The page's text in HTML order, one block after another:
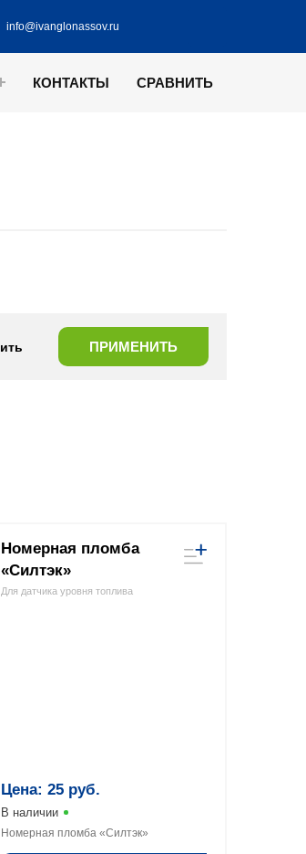
info@ivanglonassov.ru
КОНТАКТЫ СРАВНИТЬ
Номерная пломба
«Силтэк»
Для датчика уровня топлива
Цена: 25 руб.
В наличии
Номерная пломба «Силтэк»